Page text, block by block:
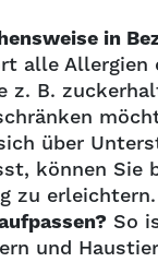
in
alle Allergien
B.
über
können Sie
zu erleichtern.
So
und